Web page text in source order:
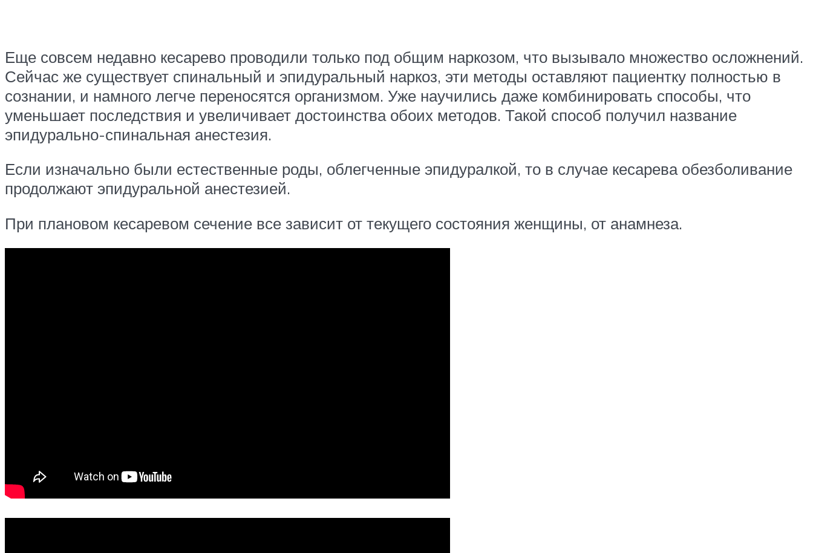
Еще совсем недавно кесарево проводили только под общим наркозом, что вызывало множество осложнений.
Сейчас же существует спинальный и эпидуральный наркоз, эти методы оставляют пациентку полностью в
сознании, и намного легче переносятся организмом. Уже научились даже комбинировать способы, что
уменьшает последствия и увеличивает достоинства обоих методов. Такой способ получил название
эпидурально-спинальная анестезия.
Если изначально были естественные роды, облегченные эпидуралкой, то в случае кесарева обезболивание
продолжают эпидуральной анестезией.
При плановом кесаревом сечение все зависит от текущего состояния женщины, от анамнеза.